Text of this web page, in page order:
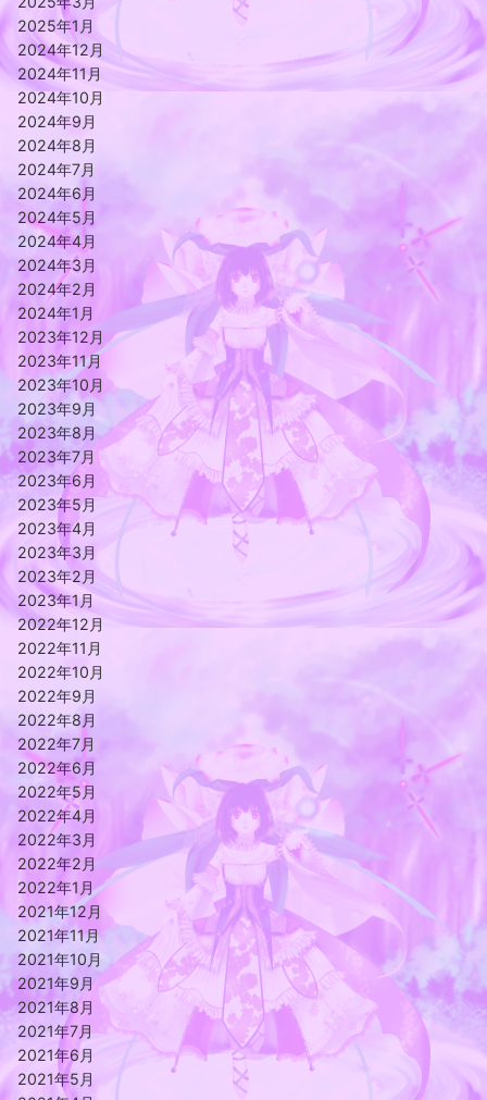
2025年1月
2024年12月
2024年11月
2024年10月
2024年9月
2024年8月
2024年7月
2024年6月
2024年5月
2024年4月
2024年3月
2024年2月
2024年1月
2023年12月
2023年11月
2023年10月
2023年9月
2023年8月
2023年7月
2023年6月
2023年5月
2023年4月
2023年3月
2023年2月
2023年1月
2022年12月
2022年11月
2022年10月
2022年9月
2022年8月
2022年7月
2022年6月
2022年5月
2022年4月
2022年3月
2022年2月
2022年1月
2021年12月
2021年11月
2021年10月
2021年9月
2021年8月
2021年7月
2021年6月
2021年5月